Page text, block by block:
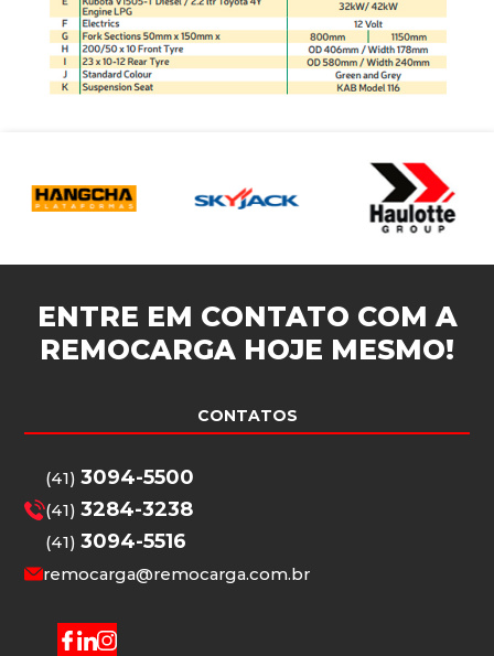
ENTRE EM CONTATO COM A
REMOCARGA HOJE MESMO!
CONTATOS
(41)3094-5500
(41)3284-3238
(41)3094-5516
remocarga@remocarga.com.br